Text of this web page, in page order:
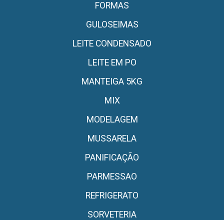
FORMAS
GULOSEIMAS
LEITE CONDENSADO
LEITE EM PO
MANTEIGA 5KG
MIX
MODELAGEM
MUSSARELA
PANIFICAÇÃO
PARMESSAO
REFRIGERATO
SORVETERIA